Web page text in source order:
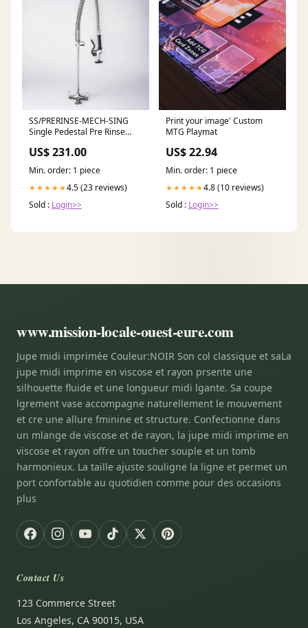
SS/PRERINSE-MECH-SING
Single Pedestal Pre Rinse
Filler:With
US$ 231.00
Min. order: 1 piece
★★★★★4.5 (23 reviews)
Sold : Login>>
Print your image' Custom
MTG Playmat
US$ 22.94
Min. order: 1 piece
★★★★★4.8 (10 reviews)
Sold : Login>>
www.mission-locale-ouest-eure.com
Jupe midi imprimée Couleur:NOIR Son col classique et saLa
jupe midi imprime en viscose et rayon prsente une
silhouette fluide et une longueur midi lgante. Sa coupe
lgrement vase accompagne naturellement le mouvement
et cre une allure fminine et structure. Confectionne dans
un mlange de viscose et de rayon, la jupe midi imprime en
viscose et rayon offre un toucher souple et un tomb
harmonieux. La taille ajuste souligne la ligne et permet un
port confortable au quotidien comme pour des occasions
plus
Contact Us
123 Commerce Street
Los Angeles, CA 90015, USA